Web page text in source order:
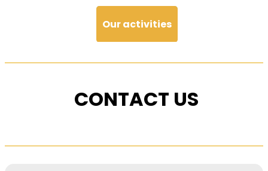
Our activities
CONTACT US